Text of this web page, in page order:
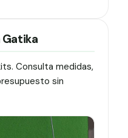
Gatika
Consulta medidas,
sin